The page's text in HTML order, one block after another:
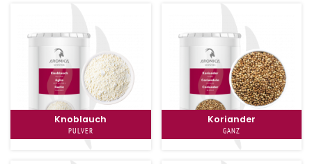
Knoblauch
PULVER
Koriander
GANZ